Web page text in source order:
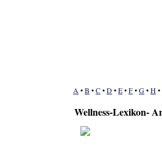
Wellness-Lexikon-
A •B •C•D•E•F•G•H•